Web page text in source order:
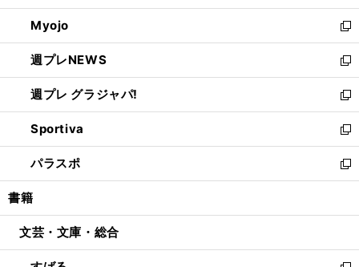
開
く
ウ
で
開
く
ン
ド
ウ
で
開
く
ウ
ィ
ン
ド
ウ
で
開
く
Myojo
新
し
い
ウ
ィ
ン
ド
ウ
で
開
週プレNEWS
新
し
い
ウ
ィ
ン
ド
ウ
開
週プレ グラジャパ!
新
し
い
ウ
ィ
ン
ウ
開
Sportiva
新
し
い
ウ
ン
ウ
パラスポ
新
し
ウ
ン
書籍
文芸・文庫・総合